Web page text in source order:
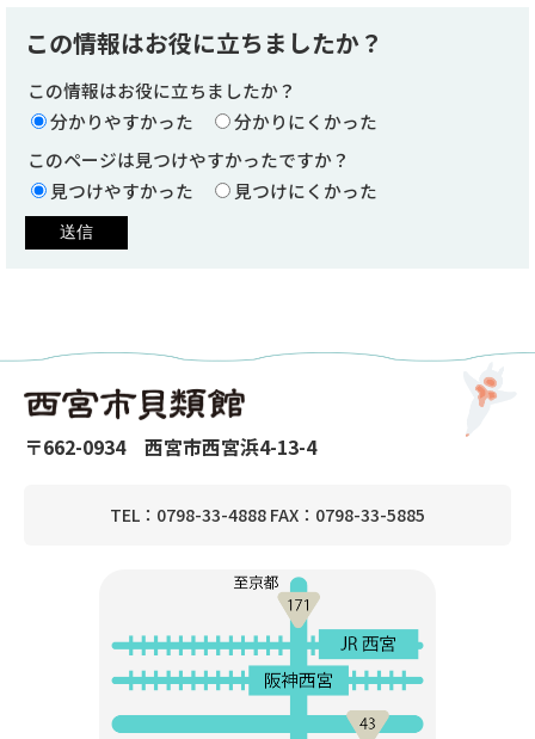
この情報はお役に立ちましたか？
この情報はお役に立ちましたか？
分かりやすかった
分かりにくかった
このページは見つけやすかったですか？
見つけやすかった
見つけにくかった
〒662-0934 西宮市西宮浜4-13-4
TEL：0798-33-4888 FAX：0798-33-5885